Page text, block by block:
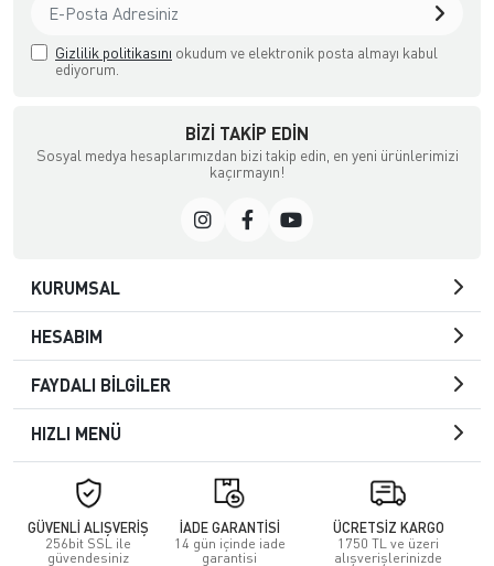
Gizlilik politikasını okudum ve elektronik posta almayı kabul
ediyorum.
BIZI TAKIP EDIN
Sosyal medya hesaplarımızdan bizi takip edin, en yeni ürünlerimizi
kaçırmayın!
KURUMSAL
HESABIM
FAYDALI BİLGİLER
HIZLI MENÜ
GÜVENLİ ALIŞVERİŞ
256bit SSL ile
güvendesiniz
İADE GARANTİSİ
14 gün içinde iade
garantisi
ÜCRETSİZ KARGO
1750 TL ve üzeri
alışverişlerinizde